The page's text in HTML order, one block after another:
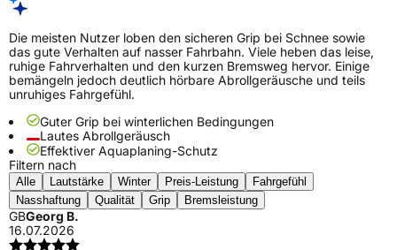
Die meisten Nutzer loben den sicheren Grip bei Schnee sowie
das gute Verhalten auf nasser Fahrbahn. Viele heben das leise,
ruhige Fahrverhalten und den kurzen Bremsweg hervor. Einige
bemängeln jedoch deutlich hörbare Abrollgeräusche und teils
unruhiges Fahrgefühl.
Guter Grip bei winterlichen Bedingungen
Lautes Abrollgeräusch
Effektiver Aquaplaning-Schutz
Filtern nach
Alle Lautstärke Winter Preis-Leistung
Fahrgefühl
Nasshaftung
Qualität Grip Bremsleistung
GBGeorg B.
16.07.2026